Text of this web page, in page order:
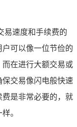
易速度和手续费的
可以像一位节俭的
在进行大额交易或
交易像闪电般快速
是非常必要的，就
。